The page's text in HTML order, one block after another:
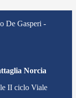
De Gasperi -
Norcia
II ciclo Viale